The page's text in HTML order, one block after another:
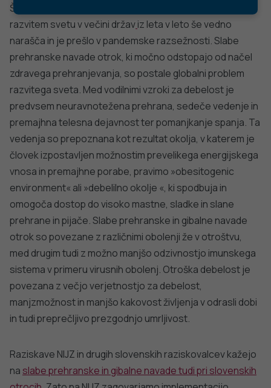
Število otrok s prekomerno telesno težo in debelostjo v
razvitem svetu v večini državiz leta v leto še vedno
narašča in je prešlo v pandemske razsežnosti. Slabe
prehranske navade otrok, ki močno odstopajo od načel
zdravega prehranjevanja, so postale globalni problem
razvitega sveta. Med vodilnimi vzroki za debelost je
predvsem neuravnotežena prehrana, sedeče vedenje in
premajhna telesna dejavnost ter pomanjkanje spanja. Ta
vedenja so prepoznana kot rezultat okolja, v katerem je
človek izpostavljen možnostim prevelikega energijskega
vnosa in premajhne porabe, pravimo »obesitogenic
environment« ali »debelilno okolje «, ki spodbuja in
omogoča dostop do visoko mastne, sladke in slane
prehrane in pijače. Slabe prehranske in gibalne navade
otrok so povezane z različnimi obolenji že v otroštvu,
med drugim tudi z možno manjšo odzivnostjo imunskega
sistema v primeru virusnih obolenj. Otroška debelost je
povezana z večjo verjetnostjo za debelost,
manjzmožnost in manjšo kakovost življenja v odrasli dobi
in tudi preprečljivo prezgodnjo umrljivost.
Raziskave NIJZ in drugih slovenskih raziskovalcev kažejo
na slabe prehranske in gibalne navade tudi pri slovenskih